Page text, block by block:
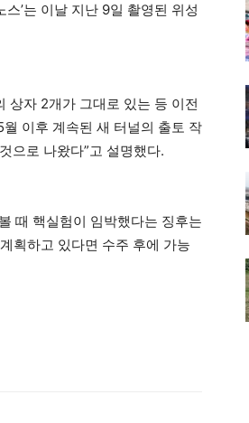
’는 이날 지난 9일 촬영된 위성
상자 2개가 그대로 있는 등 이전
이후 계속된 새 터널의 출토 작
으로 나왔다”고 설명했다.
때 핵실험이 임박했다는 징후는
획하고 있다면 수주 후에 가능